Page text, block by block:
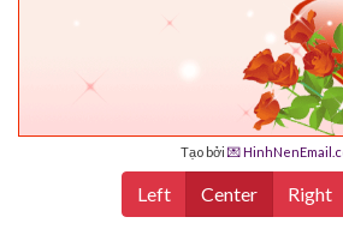
Tạo bởi 💌
Left Center Right